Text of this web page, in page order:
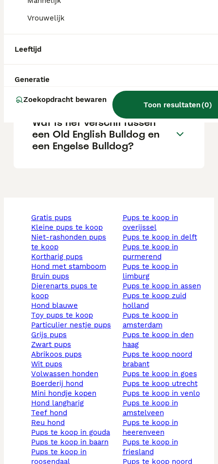
Vrouwelijk
Leeftijd
Generatie
Zoekopdracht bewaren
Toon resultaten(0)
Hoe groot wordt een Old
een geschikte gezinshond?
Wat is het verschil tussen
een Old English Bulldog en
een Engelse Bulldog?
gratis pups
kleine pups te koop
niet-rashonden pups
te koop
kortharig pups
hond met stamboom
bruin pups
dierenarts pups te
koop
hond blauwe
toy pups te koop
particulier nestje pups
grijs pups
zwart pups
abrikoos pups
wit pups
volwassen honden
boerderij hond
mini hondje kopen
hond langharig
teef hond
reu hond
pups te koop in gouda
pups te koop in baarn
pups te koop in
roosendaal
pups te koop in
overijssel
pups te koop in delft
pups te koop in
purmerend
pups te koop in
limburg
pups te koop in assen
pups te koop zuid
holland
pups te koop in
amsterdam
pups te koop in den
haag
pups te koop noord
brabant
pups te koop in goes
pups te koop utrecht
pups te koop in venlo
pups te koop in
amstelveen
pups te koop in
heerenveen
pups te koop in
friesland
pups te koop noord